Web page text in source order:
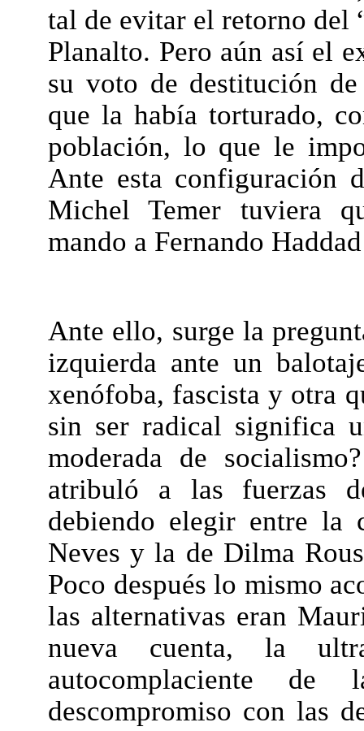
tal de evitar el retorno del
Planalto. Pero aún así el
su voto de destitución
que la había torturado,
población, lo que le
Ante esta configuración
Michel Temer tuviera
mando a Fernando
Ante ello, surge la
izquierda ante un
xenófoba, fascista y otra
sin ser radical significa
moderada de
atribuló a las fuerzas
debiendo elegir entre la
Neves y la de Dilma
Poco después lo mismo
las alternativas eran
nueva cuenta, la
autocomplaciente
descompromiso con las